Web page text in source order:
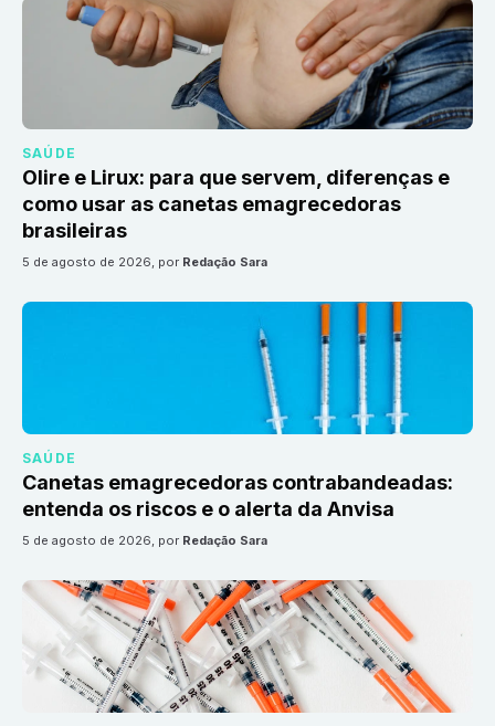
SAÚDE
Olire e Lirux: para que servem, diferenças e
como usar as canetas emagrecedoras
brasileiras
5 de agosto de 2026, por Redação Sara
SAÚDE
Canetas emagrecedoras contrabandeadas:
entenda os riscos e o alerta da Anvisa
5 de agosto de 2026, por Redação Sara